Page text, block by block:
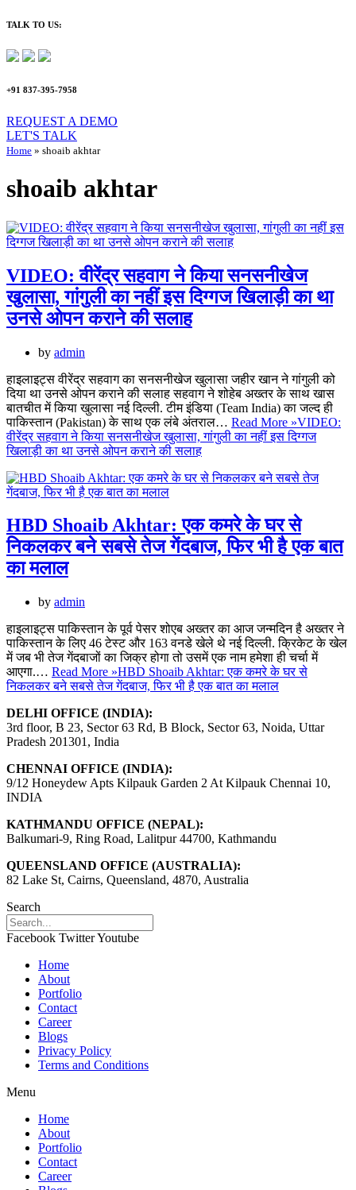
TALK TO US:
+91 837-395-7958
REQUEST A DEMO​
LET'S TALK
Home » shoaib akhtar
shoaib akhtar
VIDEO: वीरेंद्र सहवाग ने किया सनसनीखेज
खुलासा, गांगुली का नहीं इस दिग्गज खिलाड़ी का था
उनसे ओपन कराने की सलाह
by admin
हाइलाइट्स वीरेंद्र सहवाग का सनसनीखेज खुलासा जहीर खान ने गांगुली को
दिया था उनसे ओपन कराने की सलाह सहवाग ने शोहेब अख्तर के साथ खास
बातचीत में किया खुलासा नई दिल्ली. टीम इंडिया (Team India) का जल्द ही
पाकिस्तान (Pakistan) के साथ एक लंबे अंतराल… Read More »VIDEO:
वीरेंद्र सहवाग ने किया सनसनीखेज खुलासा, गांगुली का नहीं इस दिग्गज
खिलाड़ी का था उनसे ओपन कराने की सलाह
HBD Shoaib Akhtar: एक कमरे के घर से
निकलकर बने सबसे तेज गेंदबाज, फिर भी है एक बात
का मलाल
by admin
हाइलाइट्स पाकिस्तान के पूर्व पेसर शोएब अख्तर का आज जन्मदिन है अख्तर ने
पाकिस्तान के लिए 46 टेस्ट और 163 वनडे खेले थे नई दिल्ली. क्रिकेट के खेल
में जब भी तेज गेंदबाजों का जिक्र होगा तो उसमें एक नाम हमेशा ही चर्चा में
आएगा.… Read More »HBD Shoaib Akhtar: एक कमरे के घर से
निकलकर बने सबसे तेज गेंदबाज, फिर भी है एक बात का मलाल
DELHI OFFICE (INDIA):
3rd floor, B 23, Sector 63 Rd, B Block, Sector 63, Noida, Uttar
Pradesh 201301, India
CHENNAI OFFICE (INDIA):
9/12 Honeydew Apts Kilpauk Garden 2 At Kilpauk Chennai 10,
INDIA
KATHMANDU OFFICE (NEPAL):
Balkumari-9, Ring Road, Lalitpur 44700, Kathmandu
QUEENSLAND OFFICE (AUSTRALIA):
82 Lake St, Cairns, Queensland, 4870, Australia
Search
Facebook TwitterYoutube
Home
About
Portfolio
Contact
Career
Blogs
Privacy Policy
Terms and Conditions
Menu
Home
About
Portfolio
Contact
Career